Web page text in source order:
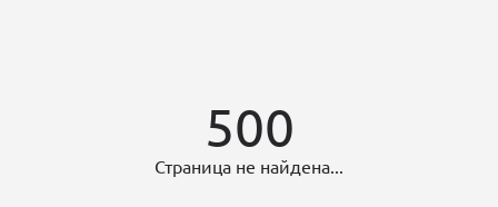
500
Страница не найдена...